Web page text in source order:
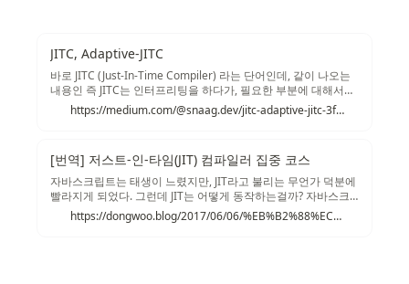
JITC, Adaptive-JITC
바로 JITC (Just-In-Time Compiler) 라는 단어인데, 같이 나오는
내용인 즉 JITC는 인터프리팅을 하다가, 필요한 부분에 대해서는
컴파일을 하여 최적화를 한다 이다. 이 말은 내용은 맞지만 이름
이 틀렸다. 위의 방식은 Adaptive JITC 라고 하여, 최근 대다수의
https://medium.com/@snaag.dev/jitc-adaptive-jitc-3fc87b87ef7f
[번역] 저스트-인-타임(JIT) 컴파일러 집중 코스
자바스크립트는 태생이 느렸지만, JIT라고 불리는 무언가 덕분에
빨라지게 되었다. 그런데 JIT는 어떻게 동작하는걸까? 자바스크
립트는 브라우저에서 어떻게 실행될까 개발자로서 자바스크립
트를 페이지에 추가하면, 당신은 목표와 문제를 갖게 된다. 목표 :
https://dongwoo.blog/2017/06/06/%EB%B2%88%EC%97%AD-%EC%A0%80%EC%8A%A4%ED%8A%B8-%EC%9D%B8-%ED%83%80%EC%9E%84jit-%EC%BB%B4%ED%8C%8C%EC%9D%BC%EB%9F%AC-%EC%A7%91%EC%A4%91-%EC%BD%94%EC%8A%A4/